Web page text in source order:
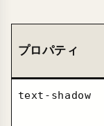
プロパティ
text-shadow